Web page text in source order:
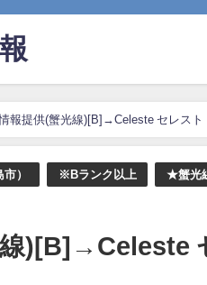
報提供(蟹光線)[B]→Celeste セレスト
） ※Bランク以上 ★蟹光
)[B]→Celeste